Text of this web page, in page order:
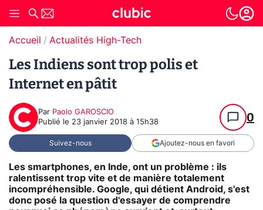
Accueil Actualités High-Tech
Les Indiens sont trop polis et
Internet en pâtit
Par Paolo GAROSCIO
Publié le 23 janvier 2018 à 15h38 0
Suivez-nous Ajoutez-nous en favori
Les smartphones, en Inde, ont un problème : ils
ralentissent trop vite et de manière totalement
incompréhensible. Google, qui détient Android, s'est
donc posé la question d'essayer de comprendre